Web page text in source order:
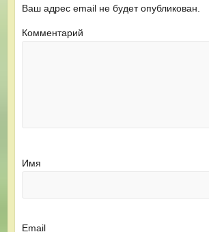
Ваш адрес email не будет опубликован.
Комментарий
Имя
Email